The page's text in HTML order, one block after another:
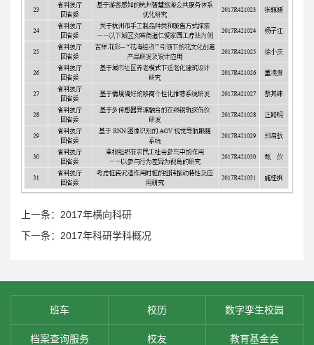
上一条：2017年横向科研
下一条：2017年科研学科概况
班车 校历 数字孪生校园
档案查询服务 校友 教育基金会